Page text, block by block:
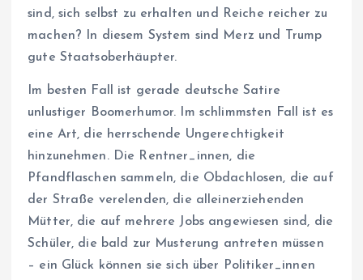
sind, sich selbst zu erhalten und Reiche reicher zu
machen? In diesem System sind Merz und Trump
gute Staatsoberhäupter.
Im besten Fall ist gerade deutsche Satire
unlustiger Boomerhumor. Im schlimmsten Fall ist es
eine Art, die herrschende Ungerechtigkeit
hinzunehmen. Die Rentner_innen, die
Pfandflaschen sammeln, die Obdachlosen, die auf
der Straße verelenden, die alleinerziehenden
Mütter, die auf mehrere Jobs angewiesen sind, die
Schüler, die bald zur Musterung antreten müssen
– ein Glück können sie sich über Politiker_innen